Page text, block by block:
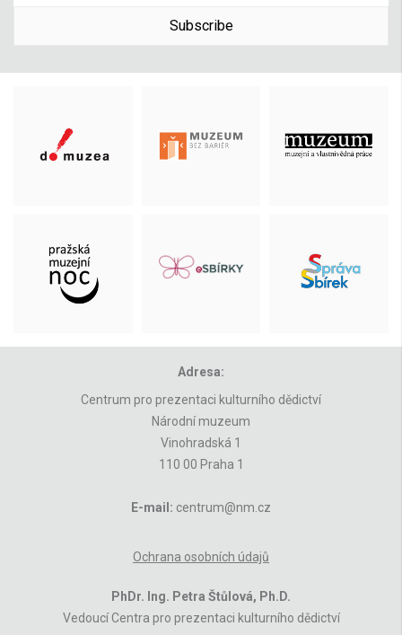
Subscribe
Adresa:
Centrum pro prezentaci kulturního dědictví
Národní muzeum
Vinohradská 1
110 00 Praha 1
E-mail: centrum@nm.cz
Ochrana osobních údajů
PhDr. Ing. Petra Štůlová, Ph.D.
Vedoucí Centra pro prezentaci kulturního dědictví